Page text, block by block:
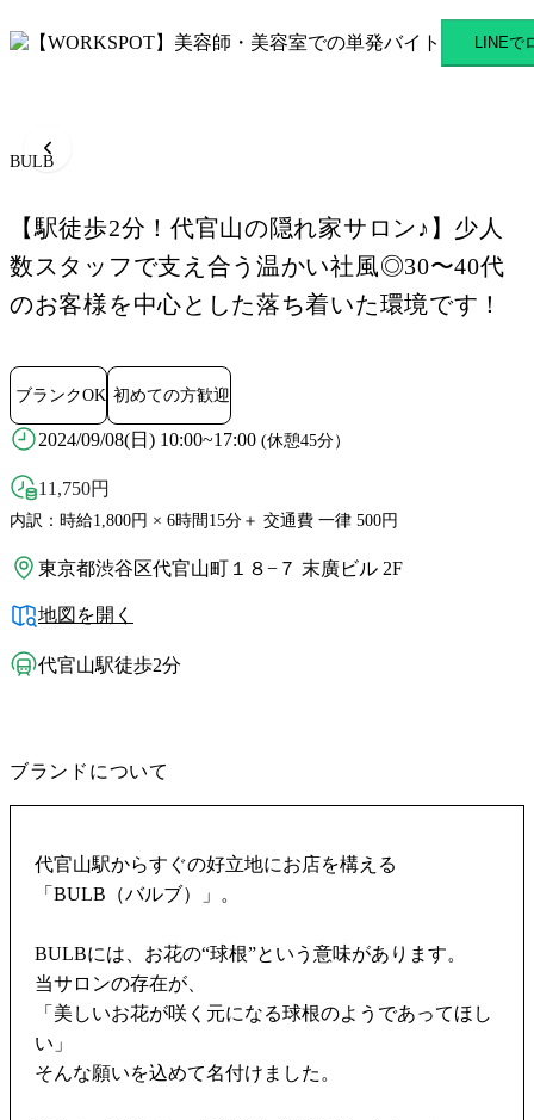
BULB 代官山駅のスキマバイ
LINEで
BULB
【駅徒歩2分！代官山の隠れ家サロン♪】少人
数スタッフで支え合う温かい社風◎30〜40代
のお客様を中心とした落ち着いた環境です！
ブランクOK 初めての方歓迎
2024/09/08(日) 10:00~17:00 (休憩45分）
11,750円
内訳：時給1,800円 × 6時間15分＋ 交通費 一律 500円
東京都渋谷区代官山町１８−７ 末廣ビル 2F
地図を開く
代官山駅徒歩2分
ブランドについて
代官山駅からすぐの好立地にお店を構える
「BULB（バルブ）」。
BULBには、お花の“球根”という意味があります。
当サロンの存在が、
「美しいお花が咲く元になる球根のようであってほし
い」
そんな願いを込めて名付けました。